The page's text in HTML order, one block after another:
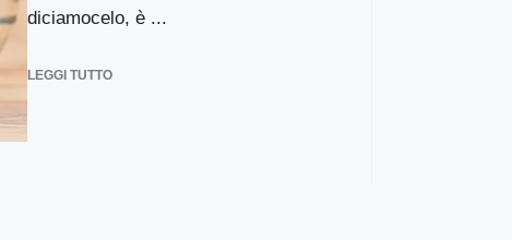
diciamocelo, è ...
LEGGI TUTTO